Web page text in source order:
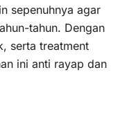
sepenuhnya agar
tahun. Dengan
serta treatment
ini anti rayap dan